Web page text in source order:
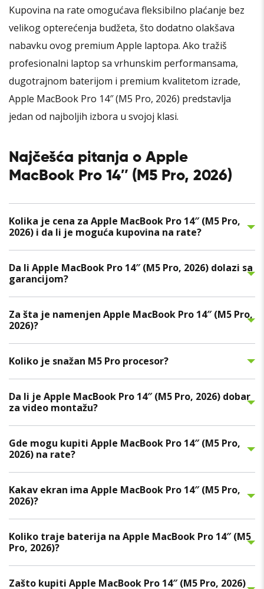
Kupovina na rate omogućava fleksibilno plaćanje bez
velikog opterećenja budžeta, što dodatno olakšava
nabavku ovog premium Apple laptopa. Ako tražiš
profesionalni laptop sa vrhunskim performansama,
dugotrajnom baterijom i premium kvalitetom izrade,
Apple MacBook Pro 14″ (M5 Pro, 2026) predstavlja
jedan od najboljih izbora u svojoj klasi.
Najčešća pitanja o Apple
MacBook Pro 14″ (M5 Pro, 2026)
Kolika je cena za Apple MacBook Pro 14″ (M5 Pro,
2026) i da li je moguća kupovina na rate?
Da li Apple MacBook Pro 14″ (M5 Pro, 2026) dolazi sa
garancijom?
Za šta je namenjen Apple MacBook Pro 14″ (M5 Pro,
2026)?
Koliko je snažan M5 Pro procesor?
Da li je Apple MacBook Pro 14″ (M5 Pro, 2026) dobar
za video montažu?
Gde mogu kupiti Apple MacBook Pro 14″ (M5 Pro,
2026) na rate?
Kakav ekran ima Apple MacBook Pro 14″ (M5 Pro,
2026)?
Koliko traje baterija na Apple MacBook Pro 14″ (M5
Pro, 2026)?
Zašto kupiti Apple MacBook Pro 14″ (M5 Pro, 2026)